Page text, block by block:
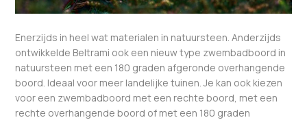
Enerzijds in heel wat materialen in natuursteen. Anderzijds
ontwikkelde Beltrami ook een nieuw type zwembadboord in
natuursteen met een 180 graden afgeronde overhangende
boord. Ideaal voor meer landelijke tuinen. Je kan ook kiezen
voor een zwembadboord met een rechte boord, met een
rechte overhangende boord of met een 180 graden